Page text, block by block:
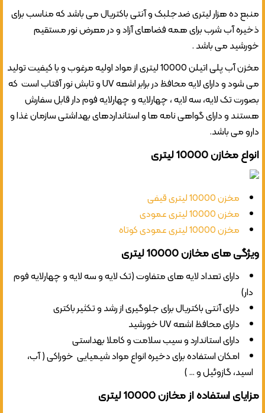
منبع ده هزار لیتری ضدجلبک و آنتی باکتریال می باشد که مناسب برای
ذخیره آب شرب برای همه فضاهای آزاد و در معرض نور مستقیم
خورشید می باشد .
مخزن آب پلی اتیلن 10000 لیتری از مواد اولیه مرغوب و با کیفیت تولید
می شود و دارای لایه محافظ در برابر اشعه UV و تابش نور آفتاب است که
بصورت تک لایه، سه لایه ، چهارلایه و چهارلایه فوم دار قابل سفارش
هستند و دارای گواهی نامه ها و استانداردهای بهداشتی سازمان غذا و
دارو می باشد.
انواع مخازن 10000 لیتری
مخزن 10000 لیتری قیفی
مخزن 10000 لیتری عمودی
مخزن 10000 لیتری عمودی کوتاه
ویژگی های مخازن 10000 لیتری
دارای تعداد لایه های متفاوت (تک لایه و سه لایه و چهارلایه فوم
دار)
دارای آنتی باکتریال برای جلوگیری از رشد و تکثیر باکتری
دارای محافظ اشعه UV خورشید
دارای استاندارد و سیب سلامت و کاملا بهداستی
امکان استفاده برای دخیره انواع مواد شیمیایی خوراکی ( آب،
اسید، گازوئیل و … )
مزایای استفاده از مخازن 10000 لیتری